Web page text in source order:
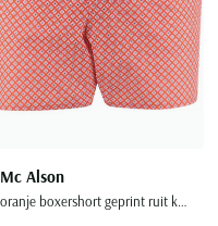
Mc Alson
oranje boxershort geprint ruit katoen